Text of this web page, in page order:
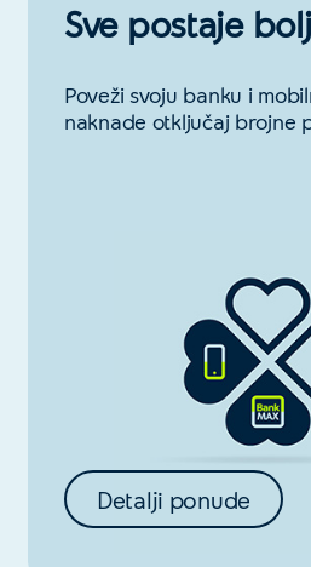
Sve postaje
Poveži svoju banku i
naknade otključaj brojne
Detalji ponude